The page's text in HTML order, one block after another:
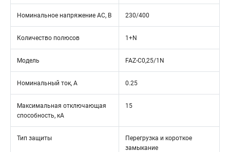
Номинальное напряжение АС, В 230/400
Количество полюсов 1+N
Модель FAZ-C0,25/1N
Номинальный ток, А 0.25
Максимальная отключающая
способность, кА
15
Тип защиты
Перегрузка и короткое
замыкание